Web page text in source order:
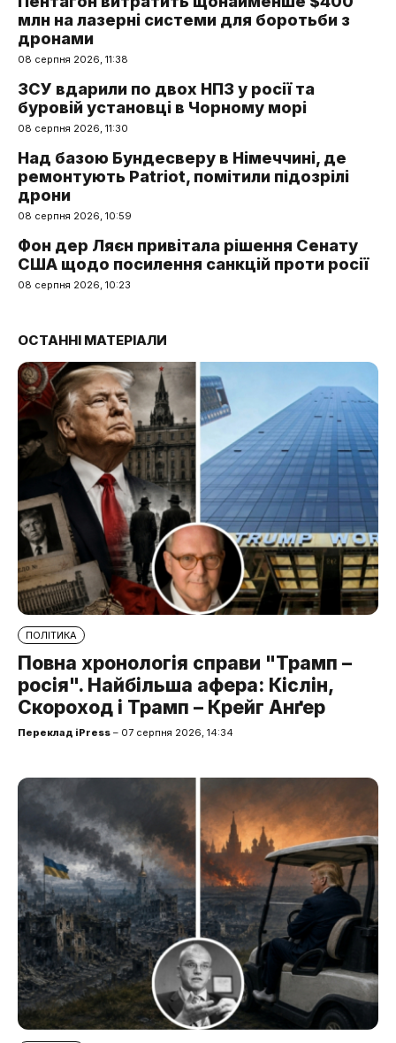
млн на лазерні системи для боротьби з
дронами
08 серпня 2026, 11:38
ЗСУ вдарили по двох НПЗ у росії та
буровій установці в Чорному морі
08 серпня 2026, 11:30
Над базою Бундесверу в Німеччині, де
ремонтують Patriot, помітили підозрілі
дрони
08 серпня 2026, 10:59
Фон дер Ляєн привітала рішення Сенату
США щодо посилення санкцій проти росії
08 серпня 2026, 10:23
ОСТАННІ МАТЕРІАЛИ
ПОЛІТИКА
Повна хронологія справи "Трамп –
росія". Найбільша афера: Кіслін,
Скороход і Трамп – Крейг Анґер
Переклад iPress – 07 серпня 2026, 14:34